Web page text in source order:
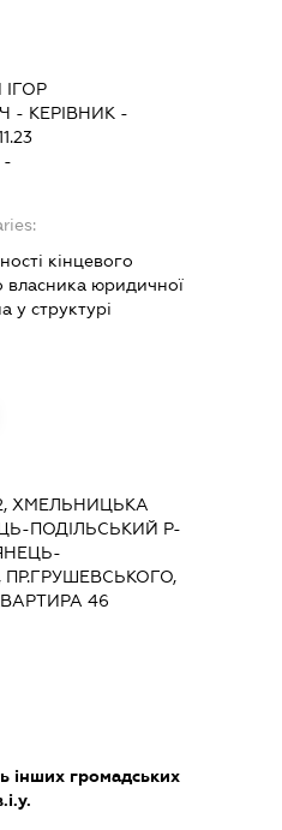
- КЕРІВНИК -
-
кінцевого
власника юридичної
у структурі
ХМЕЛЬНИЦЬКА
ПОДІЛЬСЬКИЙ Р-
ПР.ГРУШЕВСЬКОГО,
46
інших громадських